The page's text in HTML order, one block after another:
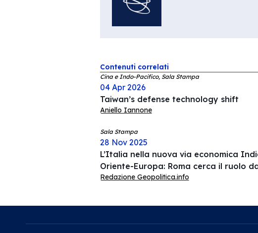
Contenuti correlati
Cina e Indo-Pacifico, Sala Stampa
04 Apr 2026
Taiwan’s defense technology shift
Aniello Iannone
Sala Stampa
28 Nov 2025
L’Italia nella nuova via economica
Oriente-Europa: Roma cerca il ruolo
Redazione Geopolitica.info